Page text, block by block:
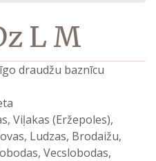
L M
draudžu baznīcu
Viļakas (Eržepoles),
Ludzas, Brodaižu,
Vecslobodas,